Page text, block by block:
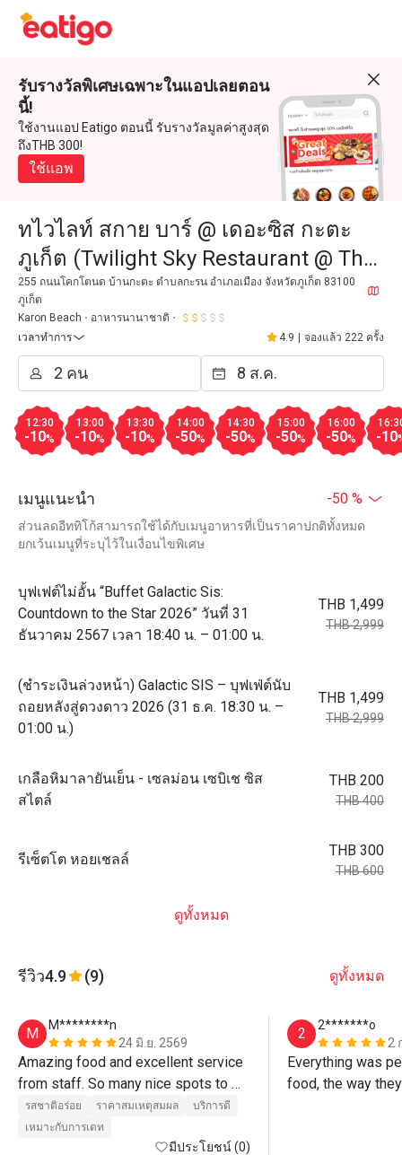
รับรางวัลพิเศษเฉพาะในแอปเลยตอน
นี้!
ใช้งานแอป Eatigo ตอนนี้ รับรางวัลมูลค่าสูงสุด
ถึงTHB 300!
ใช้แอพ
ทไวไลท์ สกาย บาร์ @ เดอะซิส กะตะ
ภูเก็ต (Twilight Sky Restaurant @ The
Sis Kata Phuket)
255 ถนนโคกโตนด บ้านกะตะ ตำบลกะรน อำเภอเมือง จังหวัดภูเก็ต 83100
ภูเก็ต
Karon Beach
อาหารนานาชาติ
เวลาทำการ
4.9 จองแล้ว 222 ครั้ง
12:30
-10%
13:00
-10%
13:30
-10%
14:00
-50%
14:30
-50%
15:00
-50%
16:00
-50% -10
เมนูแนะนำ -50 %
ส่วนลดอีททิโก้สามารถใช้ได้กับเมนูอาหารที่เป็นราคาปกติทั้งหมด
ยกเว้นเมนูที่ระบุไว้ในเงื่อนไขพิเศษ
บุฟเฟต์ไม่อั้น “Buffet Galactic Sis:
Countdown to the Star 2026” วันที่ 31
ธันวาคม 2567 เวลา 18:40 น. – 01:00 น.
THB 1,499
THB 2,999
(ชำระเงินล่วงหน้า) Galactic SIS – บุฟเฟ่ต์นับ
ถอยหลังสู่ดวงดาว 2026 (31 ธ.ค. 18:30 น. –
01:00 น.)
THB 1,499
THB 2,999
เกลือหิมาลายันเย็น - เซลม่อน เซบิเช ซิส
สไตล์
THB 200
THB 400
รีเซ็ตโต หอยเชลล์
THB 300
THB 600
ดูทั้งหมด
รีวิว4.9 (9) ดูทั้งหมด
M
M********n
24 มิ.ย. 2569
Amazing food and excellent service
from staff. So many nice spots to
take photos as well.
รสชาติอร่อย ราคาสมเหตุสมผล
บริการดี
เหมาะกับการเดท
มีประโยชน์ (0)
2
2*******o
2
Everything was
food, the way